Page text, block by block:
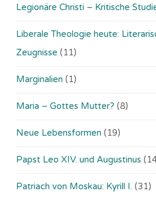
Legionäre Christi – Kritische
Liberale Theologie heute:
Zeugnisse (11)
Marginalien (1)
Maria – Gottes Mutter? (8)
Neue Lebensformen (19)
Papst Leo XIV. und Augustinus
Patriach von Moskau: Kyrill I. (31)